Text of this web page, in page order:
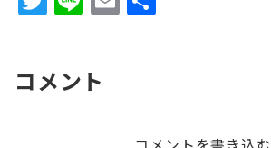
w
te
n m
コメント